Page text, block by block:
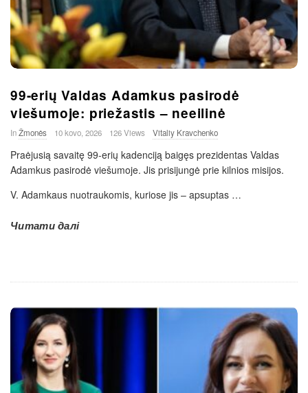
99-erių Valdas Adamkus pasirodė
viešumoje: priežastis – neeilinė
InŽmonės 10 kovo, 2026 126 Views Vitaliy Kravchenko
Praėjusią savaitę 99-erių kadenciją baigęs prezidentas Valdas
Adamkus pasirodė viešumoje. Jis prisijungė prie kilnios misijos.
V. Adamkaus nuotraukomis, kuriose jis – apsuptas …
Читати далі